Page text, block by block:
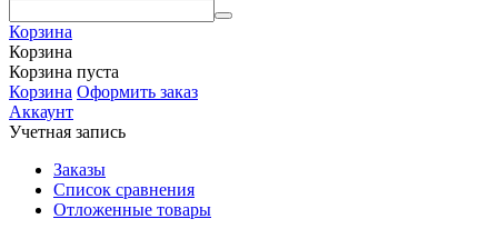
Корзина
Корзина
Корзина пуста
Корзина Оформить заказ
Аккаунт
Учетная запись
Заказы
Список сравнения
Отложенные товары